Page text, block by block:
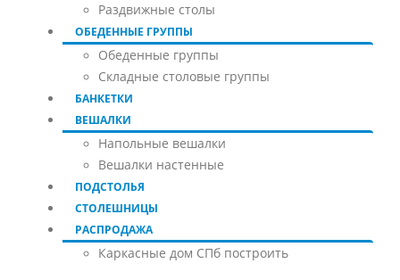
Раздвижные столы
ОБЕДЕННЫЕ ГРУППЫ
Обеденные группы
Складные столовые группы
БАНКЕТКИ
ВЕШАЛКИ
Напольные вешалки
Вешалки настенные
ПОДСТОЛЬЯ
СТОЛЕШНИЦЫ
РАСПРОДАЖА
Каркасные дом СПб построить